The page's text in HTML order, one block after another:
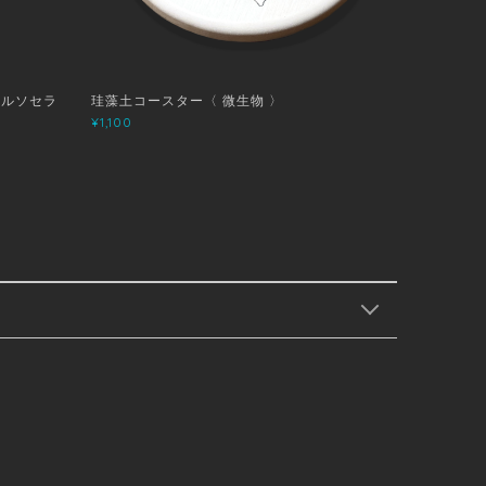
ソセラ
珪藻土コースター〈 微生物 〉
¥1,100